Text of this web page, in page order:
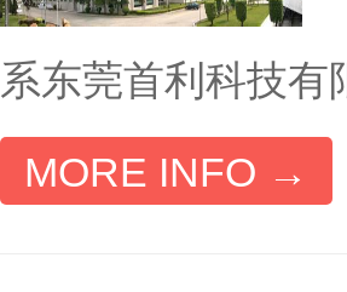
系东莞首利科技有
MORE INFO →